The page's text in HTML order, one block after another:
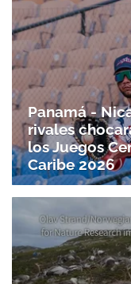
Gracias por
Panamá -
rivales
los Juegos
Caribe 2026